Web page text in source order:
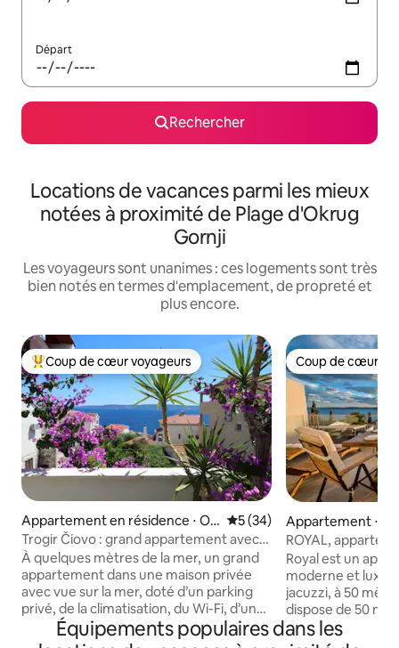
Départ
Rechercher
Locations de vacances parmi les mieux
notées à proximité de Plage d'Okrug
Gornji
Les voyageurs sont unanimes : ces logements sont très
bien notés en termes d'emplacement, de propreté et
plus encore.
Coups de cœur voyageurs les plus appréciés
Coup de cœur voyageurs
Appartement en résidence ⋅ Ok
rug Gornji
Évaluation moyenne sur la
5 (34)
Trogir Čiovo : grand appartement avec
vue sur la mer, près de la mer
À quelques mètres de la mer, un grand
appartement dans une maison privée
avec vue sur la mer, doté d’un parking
privé, de la climatisation, du Wi-Fi, d’une
terrasse avec vue sur la mer, d’un
barbecue, d’une cuisine équipée et de
Coup de cœur
Coup de cœur
Appartement ⋅
ROYAL,
la mer et jacuzzi
Royal est un
moderne et
jacuzzi, à 50
dispose de 50
terrasse de 30
comprend 2
Équipements populaires dans les